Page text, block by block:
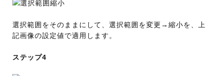
選択範囲をそのままにして、選択範囲を変更→縮小を、上
記画像の設定値で適用します。
ステップ4